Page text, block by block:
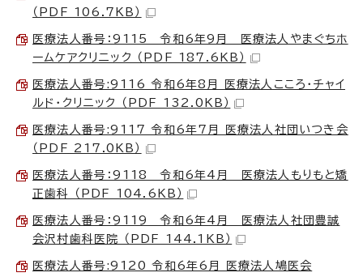
（PDF 106.7KB）
医療法人番号：9115 令和6年9月 医療法人やまぐちホ
ームケアクリニック （PDF 187.6KB）
医療法人番号:9116 令和6年8月 医療法人こころ・チャイ
ルド・クリニック （PDF 132.0KB）
医療法人番号:9117 令和6年7月 医療法人社団いつき会
（PDF 217.0KB）
医療法人番号：9118 令和6年4月 医療法人もりもと矯
正歯科 （PDF 104.6KB）
医療法人番号：9119 令和6年4月 医療法人社団豊誠
会沢村歯科医院 （PDF 144.1KB）
医療法人番号:9120 令和6年6月 医療法人鳩医会